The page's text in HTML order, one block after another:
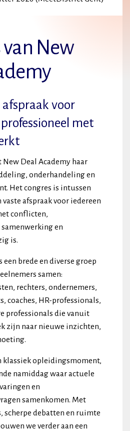
van New
voor
met
Deal Academy haar
onderhandeling en
Het congres is intussen
afspraak voor iedereen
conflicten,
en
is.
een brede en diverse groep
samen:
rechters, ondernemers,
coaches, HR-professionals,
professionals die vanuit
zijn naar nieuwe inzichten,
klassiek opleidingsmoment,
namiddag waar actuele
en
samenkomen. Met
scherpe debatten en ruimte
we verder aan een